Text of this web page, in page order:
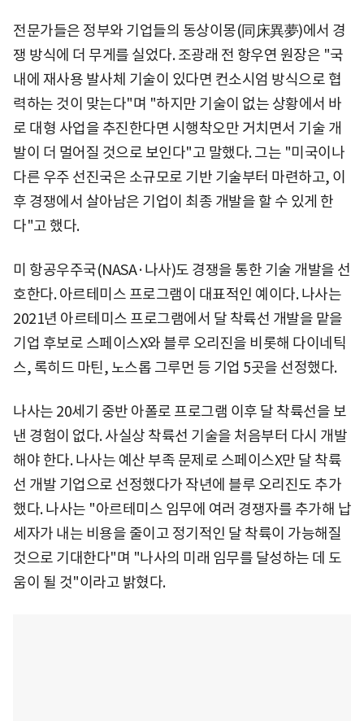
전문가들은 정부와 기업들의 동상이몽(同床異夢)에서 경
쟁 방식에 더 무게를 실었다. 조광래 전 항우연 원장은 "국
내에 재사용 발사체 기술이 있다면 컨소시엄 방식으로 협
력하는 것이 맞는다"며 "하지만 기술이 없는 상황에서 바
로 대형 사업을 추진한다면 시행착오만 거치면서 기술 개
발이 더 멀어질 것으로 보인다"고 말했다. 그는 "미국이나
다른 우주 선진국은 소규모로 기반 기술부터 마련하고, 이
후 경쟁에서 살아남은 기업이 최종 개발을 할 수 있게 한
다"고 했다.
미 항공우주국(NASA·나사)도 경쟁을 통한 기술 개발을 선
호한다. 아르테미스 프로그램이 대표적인 예이다. 나사는
2021년 아르테미스 프로그램에서 달 착륙선 개발을 맡을
기업 후보로 스페이스X와 블루 오리진을 비롯해 다이네틱
스, 록히드 마틴, 노스롭 그루먼 등 기업 5곳을 선정했다.
나사는 20세기 중반 아폴로 프로그램 이후 달 착륙선을 보
낸 경험이 없다. 사실상 착륙선 기술을 처음부터 다시 개발
해야 한다. 나사는 예산 부족 문제로 스페이스X만 달 착륙
선 개발 기업으로 선정했다가 작년에 블루 오리진도 추가
했다. 나사는 "아르테미스 임무에 여러 경쟁자를 추가해 납
세자가 내는 비용을 줄이고 정기적인 달 착륙이 가능해질
것으로 기대한다"며 "나사의 미래 임무를 달성하는 데 도
움이 될 것"이라고 밝혔다.